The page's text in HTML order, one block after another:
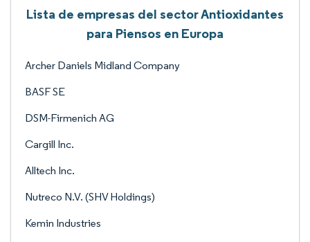
Lista de empresas del sector Antioxidantes
para Piensos en Europa
Archer Daniels Midland Company
BASF SE
DSM-Firmenich AG
Cargill Inc.
Alltech Inc.
Nutreco N.V. (SHV Holdings)
Kemin Industries